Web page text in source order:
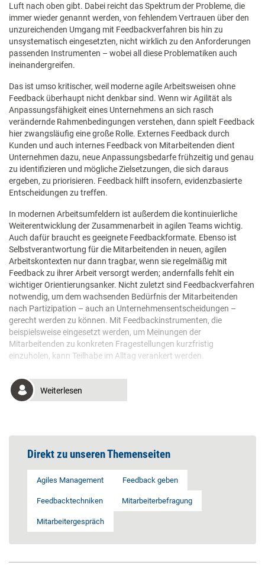
Luft nach oben gibt. Dabei reicht das Spektrum der Probleme, die
immer wieder genannt werden, von fehlendem Vertrauen über den
unzureichenden Umgang mit Feedbackverfahren bis hin zu
unsystematisch eingesetzten, nicht wirklich zu den Anforderungen
passenden Instrumenten – wobei all diese Problematiken auch
ineinandergreifen.
Das ist umso kritischer, weil moderne agile Arbeitsweisen ohne
Feedback überhaupt nicht denkbar sind. Wenn wir Agilität als
Anpassungsfähigkeit eines Unternehmens an sich rasch
verändernde Rahmenbedingungen verstehen, dann spielt Feedback
hier zwangsläufig eine große Rolle. Externes Feedback durch
Kunden und auch internes Feedback von Mitarbeitenden dient
Unternehmen dazu, neue Anpassungsbedarfe frühzeitig und genau
zu identifizieren und mögliche Zielsetzungen, die sich daraus
ergeben, zu priorisieren. Feedback hilft insofern, evidenzbasierte
Entscheidungen zu treffen.
In modernen Arbeitsumfeldern ist außerdem die kontinuierliche
Weiterentwicklung der Zusammenarbeit in agilen Teams wichtig.
Auch dafür braucht es geeignete Feedbackformate. Ebenso ist
Selbstverantwortung für die Mitarbeitenden in neuen, agilen
Arbeitskontexten nur dann tragbar, wenn sie regelmäßig mit
Feedback zu ihrer Arbeit versorgt werden; andernfalls fehlt ein
wichtiger Orientierungsanker. Nicht zuletzt sind Feedbackverfahren
notwendig, um dem wachsenden Bedürfnis der Mitarbeitenden
nach Partizipation – auch an Unternehmensentscheidungen –
gerecht werden zu können. Mit Feedbackinstrumenten, die
beispielsweise eingesetzt werden, um Meinungen der
Mitarbeitenden zu konkreten Fragestellungen kurzfristig
einzuholen, kann Teilhabe im Alltag verankert werden.
Weiterlesen
Direkt zu unseren Themenseiten
Agiles Management Feedback geben
Feedbacktechniken Mitarbeiterbefragung
Mitarbeitergespräch